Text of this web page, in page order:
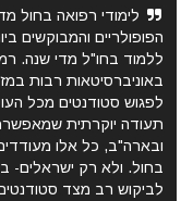
לימודי רפואה בחול
הפופולריים והמבוקשים
ללמוד בחו"ל מדי שנה.
באוניברסיטאות רבות
לפגוש סטודנטים מכל
תעודה יוקרתית
ובארה"ב, כל אלו מעודדים
בחול. ולא רק ישראלים-
לביקוש רב מצד